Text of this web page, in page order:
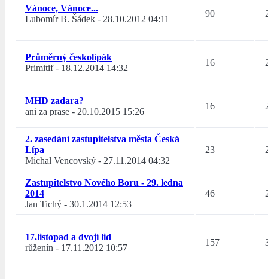
Vánoce, Vánoce...
Lubomír B. Šádek - 28.10.2012 04:11
90
Průměrný českolípák
Primitif- 18.12.2014 14:32
16
MHD zadara?
ani za prase - 20.10.2015 15:26
16
2. zasedání zastupitelstva města Česká
Lípa
Michal Vencovský - 27.11.2014 04:32
23
Zastupitelstvo Nového Boru - 29. ledna
2014
Jan Tichý - 30.1.2014 12:53
46
17.listopad a dvojí lid
růženín - 17.11.2012 10:57
157